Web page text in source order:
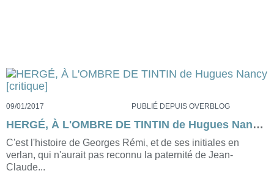
09/01/2017 PUBLIÉ DEPUIS OVERBLOG
HERGÉ, À L'OMBRE DE TINTIN de Hugues Nancy [critique]
C'est l'histoire de Georges Rémi, et de ses initiales en
verlan, qui n'aurait pas reconnu la paternité de Jean-
Claude...